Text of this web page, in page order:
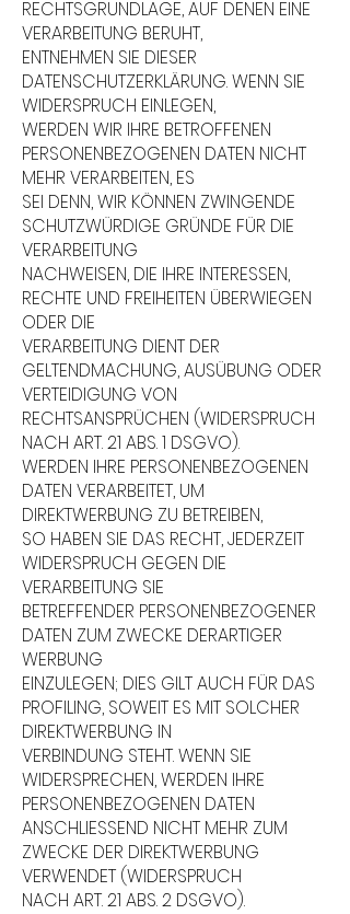
RECHTSGRUNDLAGE, AUF DENEN EINE
VERARBEITUNG BERUHT,
ENTNEHMEN SIE DIESER
DATENSCHUTZERKLÄRUNG. WENN SIE
WIDERSPRUCH EINLEGEN,
WERDEN WIR IHRE BETROFFENEN
PERSONENBEZOGENEN DATEN NICHT
MEHR VERARBEITEN, ES
SEI DENN, WIR KÖNNEN ZWINGENDE
SCHUTZWÜRDIGE GRÜNDE FÜR DIE
VERARBEITUNG
NACHWEISEN, DIE IHRE INTERESSEN,
RECHTE UND FREIHEITEN ÜBERWIEGEN
ODER DIE
VERARBEITUNG DIENT DER
GELTENDMACHUNG, AUSÜBUNG ODER
VERTEIDIGUNG VON
RECHTSANSPRÜCHEN (WIDERSPRUCH
NACH ART. 21 ABS. 1 DSGVO).
WERDEN IHRE PERSONENBEZOGENEN
DATEN VERARBEITET, UM
DIREKTWERBUNG ZU BETREIBEN,
SO HABEN SIE DAS RECHT, JEDERZEIT
WIDERSPRUCH GEGEN DIE
VERARBEITUNG SIE
BETREFFENDER PERSONENBEZOGENER
DATEN ZUM ZWECKE DERARTIGER
WERBUNG
EINZULEGEN; DIES GILT AUCH FÜR DAS
PROFILING, SOWEIT ES MIT SOLCHER
DIREKTWERBUNG IN
VERBINDUNG STEHT. WENN SIE
WIDERSPRECHEN, WERDEN IHRE
PERSONENBEZOGENEN DATEN
ANSCHLIESSEND NICHT MEHR ZUM
ZWECKE DER DIREKTWERBUNG
VERWENDET (WIDERSPRUCH
NACH ART. 21 ABS. 2 DSGVO).